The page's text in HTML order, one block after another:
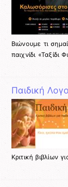
Βιώνουμε τι
παιχνίδι «Ταξίδι
Παιδική
Κριτική βιβλίων